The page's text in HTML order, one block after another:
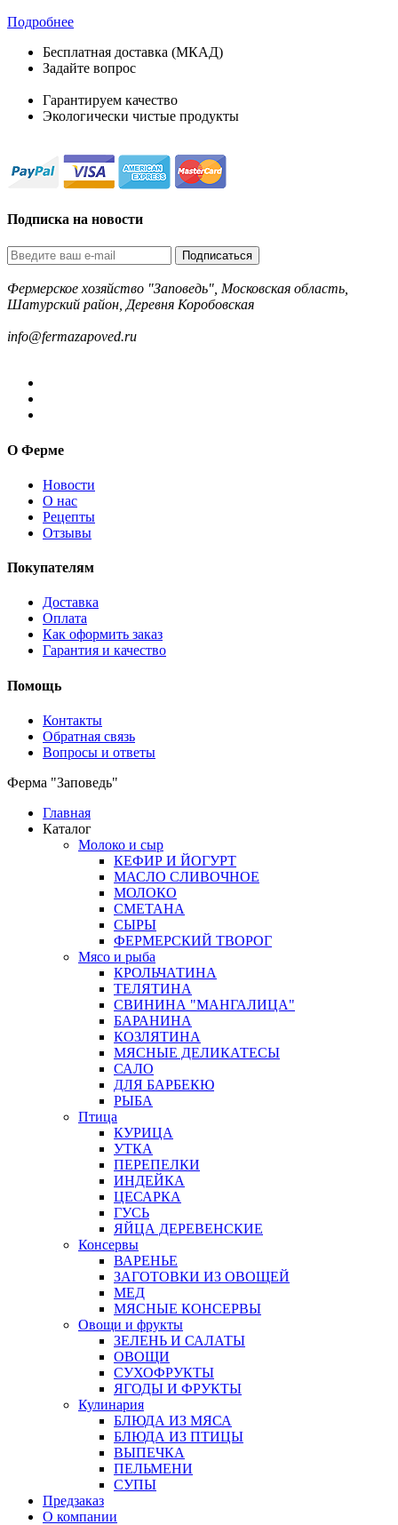
Подробнее
Бесплатная доставка (МКАД)
Задайте вопрос
Гарантируем качество
Экологически чистые продукты
Подписка на новости
Подписаться
Фермерское хозяйство "Заповедь", Московская область,
Шатурский район, Деревня Коробовская
info@fermazapoved.ru
О Ферме
Новости
О нас
Рецепты
Отзывы
Покупателям
Доставка
Оплата
Как оформить заказ
Гарантия и качество
Помощь
Контакты
Обратная связь
Вопросы и ответы
Ферма "Заповедь"
Главная
Каталог
Молоко и сыр
КЕФИР И ЙОГУРТ
МАСЛО СЛИВОЧНОЕ
МОЛОКО
СМЕТАНА
СЫРЫ
ФЕРМЕРСКИЙ ТВОРОГ
Мясо и рыба
КРОЛЬЧАТИНА
ТЕЛЯТИНА
СВИНИНА "МАНГАЛИЦА"
БАРАНИНА
КОЗЛЯТИНА
МЯСНЫЕ ДЕЛИКАТЕСЫ
САЛО
ДЛЯ БАРБЕКЮ
РЫБА
Птица
КУРИЦА
УТКА
ПЕРЕПЕЛКИ
ИНДЕЙКА
ЦЕСАРКА
ГУСЬ
ЯЙЦА ДЕРЕВЕНСКИЕ
Консервы
ВАРЕНЬЕ
ЗАГОТОВКИ ИЗ ОВОЩЕЙ
МЕД
МЯСНЫЕ КОНСЕРВЫ
Овощи и фрукты
ЗЕЛЕНЬ И САЛАТЫ
ОВОЩИ
СУХОФРУКТЫ
ЯГОДЫ И ФРУКТЫ
Кулинария
БЛЮДА ИЗ МЯСА
БЛЮДА ИЗ ПТИЦЫ
ВЫПЕЧКА
ПЕЛЬМЕНИ
СУПЫ
Предзаказ
О компании